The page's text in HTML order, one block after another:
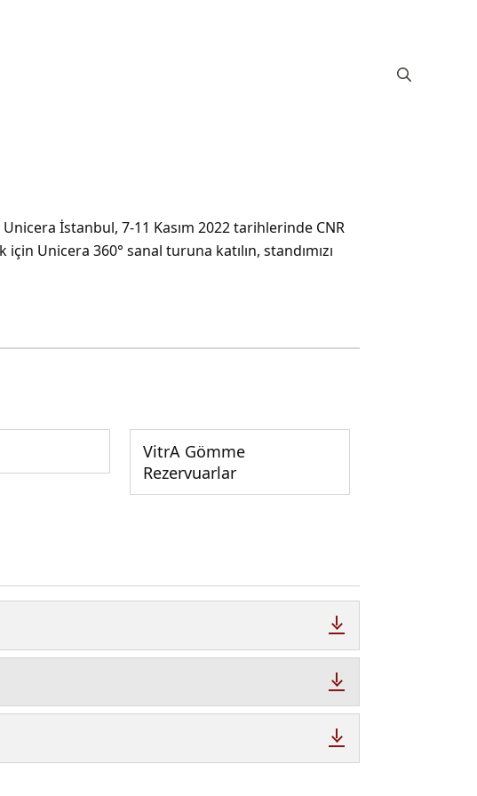
İstanbul, 7-11 Kasım 2022 tarihlerinde CNR
Unicera 360° sanal turuna katılın, standımızı
VitrA Gömme
Rezervuarlar